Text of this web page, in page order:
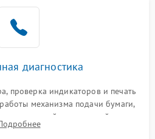
диагностика
проверка индикаторов и печать
механизма подачи бумаги,
замятий и первичный анализ
(полосы, фон, пробелы).